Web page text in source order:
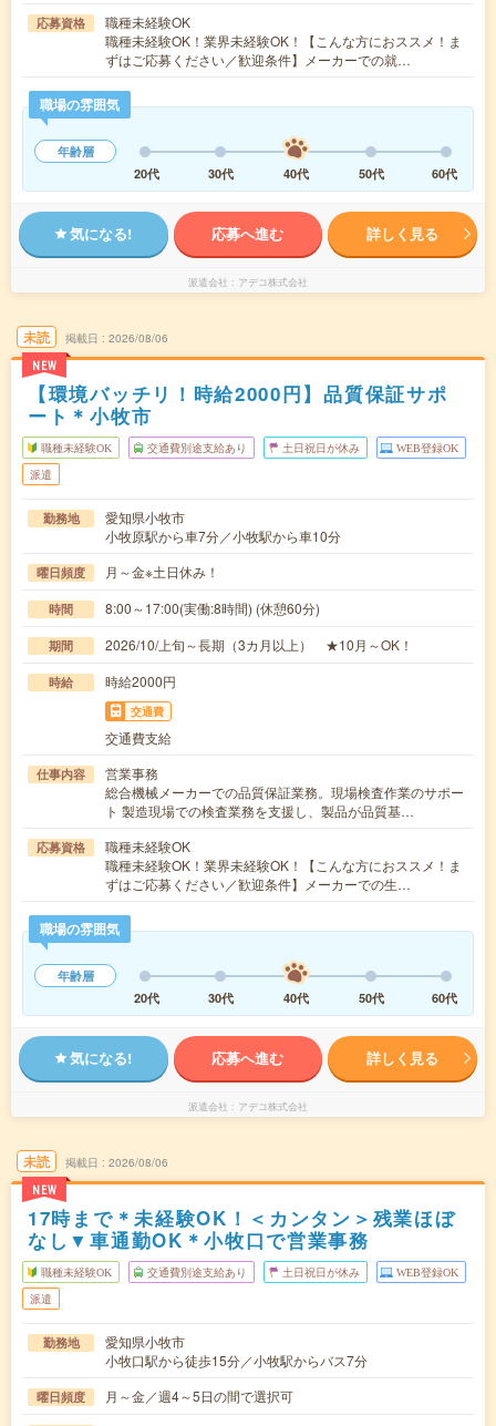
応募資格
職種未経験OK
職種未経験OK！業界未経験OK！【こんな方におススメ！ま
ずはご応募ください／歓迎条件】メーカーでの就…
職場の雰囲気
年齢層
20代
30代 40代 50代 60代
気になる! 応募へ進む 詳しく見る
派遣会社 アデコ株式会社
未読
NEW
掲載日 2026/08/06
【環境バッチリ！時給2000円】品質保証サポ
ート＊小牧市
職種未経験OK 交通費別途支給あり 土日祝日が休み WEB登録OK
派遣
勤務地
愛知県小牧市
小牧原駅から車7分／小牧駅から車10分
曜日頻度 月～金※土日休み！
時間 8:00～17:00(実働:8時間) (休憩60分)
期間 2026/10/上旬～長期（3カ月以上） ★10月～OK！
時給 時給2000円
交通費
交通費支給
仕事内容
営業事務
総合機械メーカーでの品質保証業務。現場検査作業のサポー
ト 製造現場での検査業務を支援し、製品が品質基…
応募資格
職種未経験OK
職種未経験OK！業界未経験OK！【こんな方におススメ！ま
ずはご応募ください／歓迎条件】メーカーでの生…
職場の雰囲気
年齢層
20代
30代 40代 50代 60代
気になる! 応募へ進む 詳しく見る
派遣会社 アデコ株式会社
未読
NEW
掲載日 2026/08/06
17時まで＊未経験OK！＜カンタン＞残業ほぼ
なし▼車通勤OK＊小牧口で営業事務
職種未経験OK 交通費別途支給あり 土日祝日が休み WEB登録OK
派遣
勤務地
愛知県小牧市
小牧口駅から徒歩15分／小牧駅からバス7分
曜日頻度 月～金／週4～5日の間で選択可